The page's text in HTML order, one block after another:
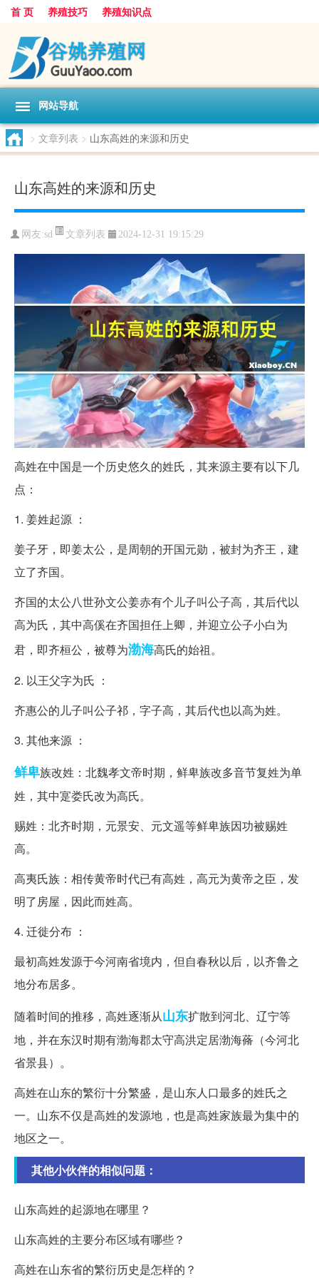
首 页 养殖技巧 养殖知识点
网站导航
> 文章列表 > 山东高姓的来源和历史
山东高姓的来源和历史
网友:sd 文章列表 2024-12-31 19:15:29
高姓在中国是一个历史悠久的姓氏，其来源主要有以下几
点：
1. 姜姓起源 ：
姜子牙，即姜太公，是周朝的开国元勋，被封为齐王，建
立了齐国。
齐国的太公八世孙文公姜赤有个儿子叫公子高，其后代以
高为氏，其中高傒在齐国担任上卿，并迎立公子小白为
君，即齐桓公，被尊为渤海高氏的始祖。
2. 以王父字为氏 ：
齐惠公的儿子叫公子祁，字子高，其后代也以高为姓。
3. 其他来源 ：
鲜卑族改姓：北魏孝文帝时期，鲜卑族改多音节复姓为单
姓，其中寔娄氏改为高氏。
赐姓：北齐时期，元景安、元文遥等鲜卑族因功被赐姓
高。
高夷氏族：相传黄帝时代已有高姓，高元为黄帝之臣，发
明了房屋，因此而姓高。
4. 迁徙分布 ：
最初高姓发源于今河南省境内，但自春秋以后，以齐鲁之
地分布居多。
随着时间的推移，高姓逐渐从山东扩散到河北、辽宁等
地，并在东汉时期有渤海郡太守高洪定居渤海蓨（今河北
省景县）。
高姓在山东的繁衍十分繁盛，是山东人口最多的姓氏之
一。山东不仅是高姓的发源地，也是高姓家族最为集中的
地区之一。
其他小伙伴的相似问题：
山东高姓的起源地在哪里？
山东高姓的主要分布区域有哪些？
高姓在山东省的繁衍历史是怎样的？